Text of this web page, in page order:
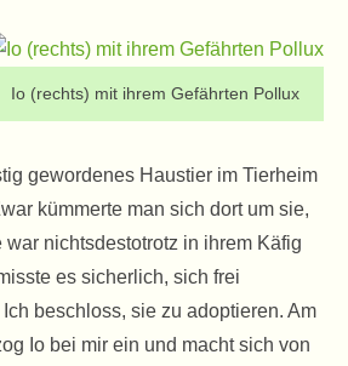
Io (rechts) mit ihrem Gefährten Pollux
gewordenes Haustier im Tierheim
kümmerte man sich dort um sie,
nichtsdestotrotz in ihrem Käfig
es sicherlich, sich frei
beschloss, sie zu adoptieren. Am
Io bei mir ein und macht sich von